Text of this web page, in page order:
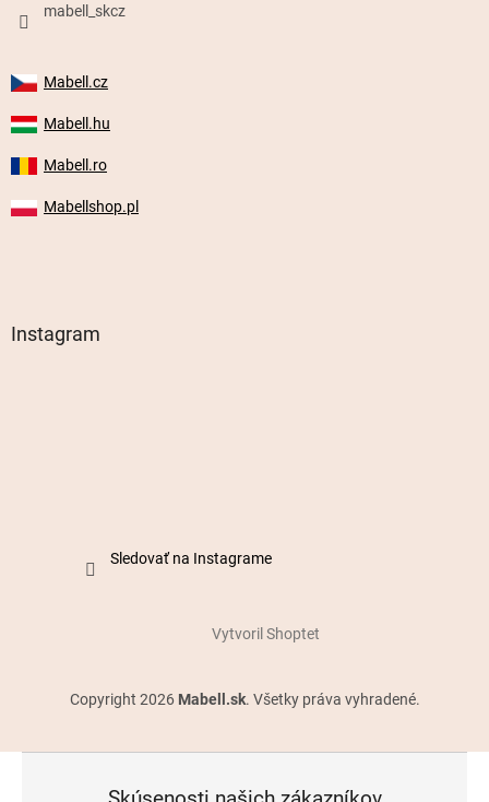
mabell_skcz
Mabell.cz
Mabell.hu
Mabell.ro
Mabellshop.pl
Instagram
Sledovať na Instagrame
Vytvoril Shoptet
Copyright 2026 Mabell.sk. Všetky práva vyhradené.